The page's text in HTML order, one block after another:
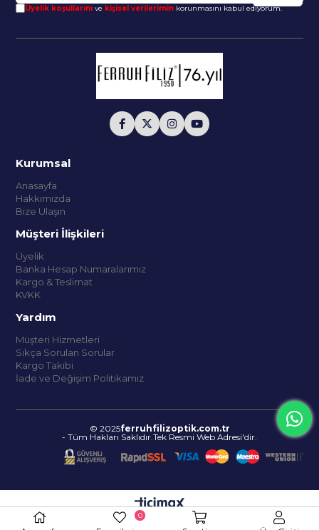
Üyelik koşullarını ve kişisel verilerimin korunmasını kabul ediyorum.
Kurumsal
Anasayfa
Hakkımızda
Bize Ulaşın
Müşteri İlişkileri
Üyelik
Banka Hesap Numaralarımız
Kargo & Teslimat
KVKK
Yardım
Müşteri Hizmetleri
Sıkça Sorulan Sorular
Kargo Takibi
İade ve Değişim Politikamız
© 2025ferruhfilizoptik.com.tr
- Tüm Hakları Saklıdır.Tek Resmi Web Adresi'dir.
0